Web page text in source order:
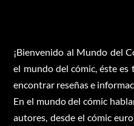
¡Bienvenido al Mundo del
el mundo del cómic, éste
encontrar reseñas e
En el mundo del cómic
autores, desde el cómic